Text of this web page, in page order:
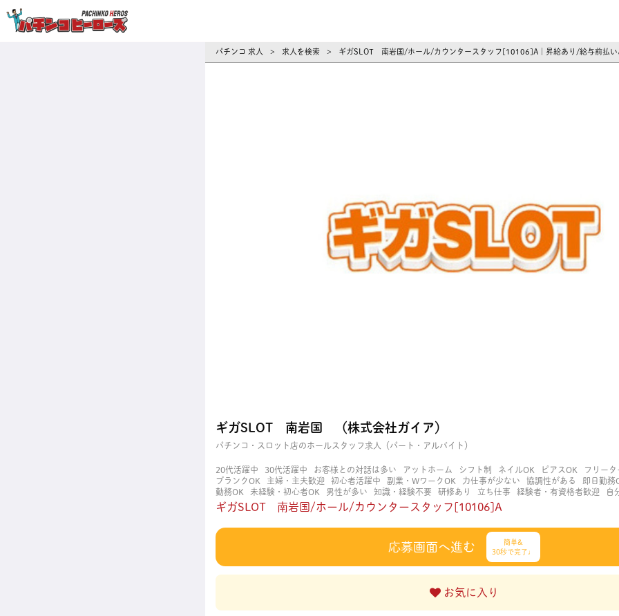
パチンコ 求人 > 求人を検索 > ギガSLOT 南岩国/ホール/カウンタースタッフ[10106]A｜昇給あり/給与前払い
ギガSLOT 南岩国 （株式会社ガイア）
パチンコ・スロット店のホールスタッフ求人（パート・アルバイト）
20代活躍中 30代活躍中 お客様との対話は多い アットホーム シフト制 ネイルOK ピアスOK
フリー
ブランクOK
主婦・主夫歓迎 初心者活躍中 副業・WワークOK 力仕事が少ない 協調性がある
即日勤務
勤務OK
未経験・初心者OK 男性が多い 知識・経験不要 研修あり 立ち仕事 経験者・有資格者歓迎
自
賑やかな職場
長く働ける 長期歓迎 髪型自由 髪色自由
ギガSLOT 南岩国/ホール/カウンタースタッフ[10106]A
応募画面へ進む
簡単&
30秒で完了♩
お気に入り